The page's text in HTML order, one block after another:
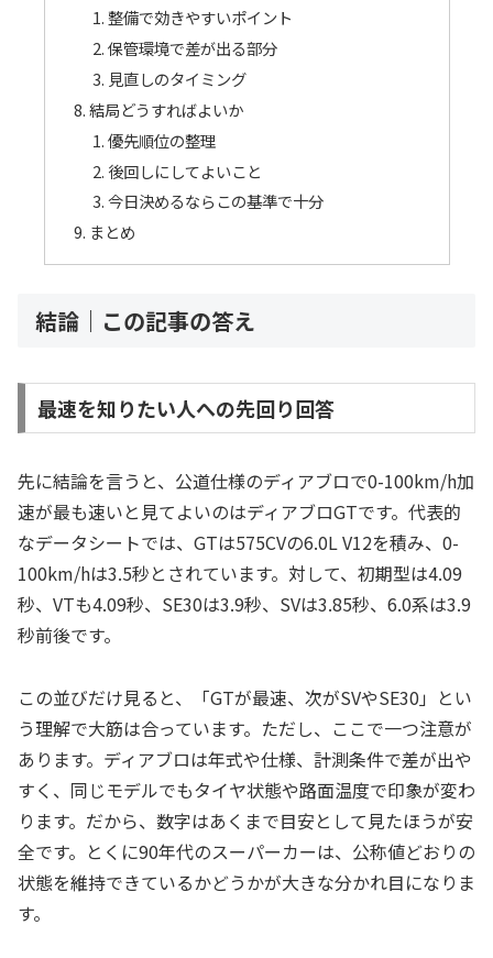
整備で効きやすいポイント
保管環境で差が出る部分
見直しのタイミング
結局どうすればよいか
優先順位の整理
後回しにしてよいこと
今日決めるならこの基準で十分
まとめ
結論｜この記事の答え
最速を知りたい人への先回り回答
先に結論を言うと、公道仕様のディアブロで0-100km/h加
速が最も速いと見てよいのはディアブロGTです。代表的
なデータシートでは、GTは575CVの6.0L V12を積み、0-
100km/hは3.5秒とされています。対して、初期型は4.09
秒、VTも4.09秒、SE30は3.9秒、SVは3.85秒、6.0系は3.9
秒前後です。
この並びだけ見ると、「GTが最速、次がSVやSE30」とい
う理解で大筋は合っています。ただし、ここで一つ注意が
あります。ディアブロは年式や仕様、計測条件で差が出や
すく、同じモデルでもタイヤ状態や路面温度で印象が変わ
ります。だから、数字はあくまで目安として見たほうが安
全です。とくに90年代のスーパーカーは、公称値どおりの
状態を維持できているかどうかが大きな分かれ目になりま
す。